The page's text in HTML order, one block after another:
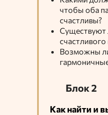
чтобы оба
счастливы?
Существуют
счастливого
Возможны
Блок 2
Как найти и